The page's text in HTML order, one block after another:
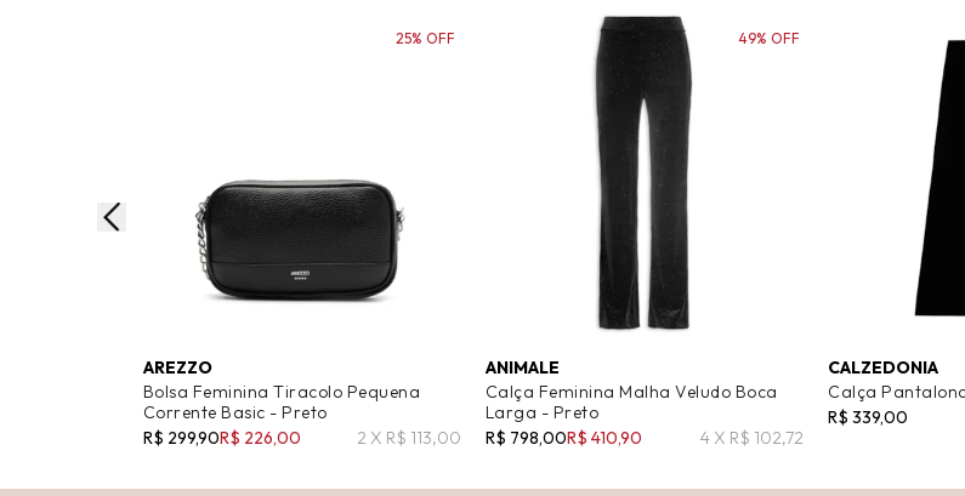
AREZZO
Bolsa Feminina Tiracolo Pequena
Corrente Basic - Preto
R$ 299,90R$ 226,00 2 X R$ 113,00
25% OFF
ANIMALE
Calça Feminina Malha Veludo Boca
Larga - Preto
R$ 798,00R$ 410,90 4 X R$ 102,72
49% OFF
CALZEDONIA
Calça
R$ 339,00